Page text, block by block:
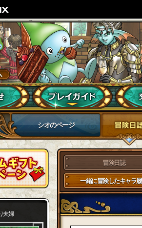
シオのページ
夫婦
冒険日誌
一緒に冒険したキャラ